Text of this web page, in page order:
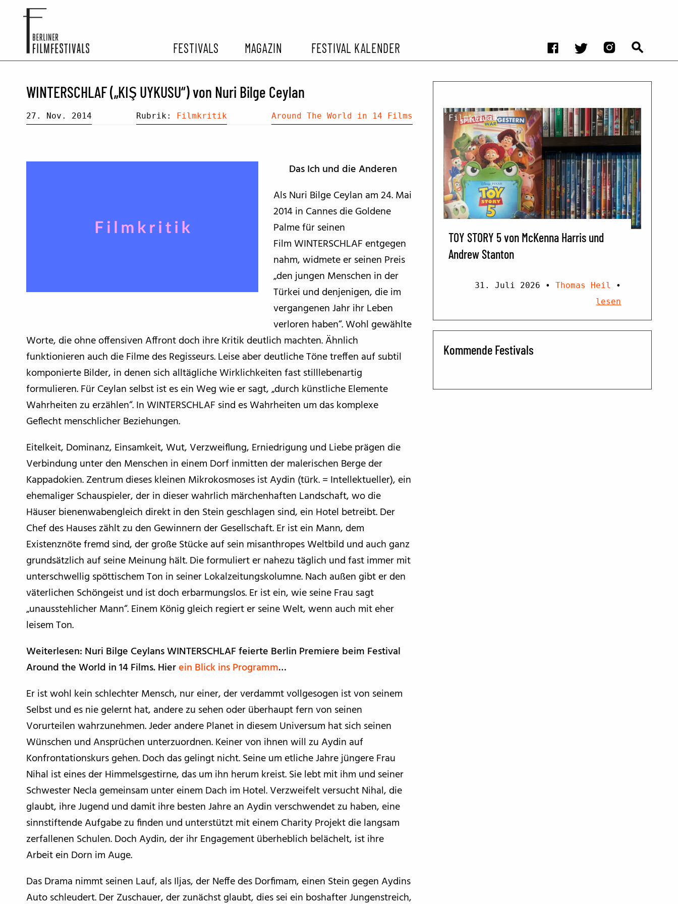
FESTIVALS
ARCHIV EHEMALIGER FILMFESTIVALS
MAGAZIN
FESTIVALBERICHTE
FILM- UND SERIEN-TIPPS
BFF ON THE ROAD
FESTIVAL KALENDER
WINTERSCHLAF („KIŞ UYKUSU“) von Nuri Bilge Ceylan
27. Nov. 2014 Rubrik: Filmkritik Around The World in 14 Films
Das Ich und die Anderen
Als Nuri Bilge Ceylan am 24. Mai
2014 in Cannes die Goldene
Palme für seinen
Film WINTERSCHLAF entgegen
nahm, widmete er seinen Preis
„den jungen Menschen in der
Türkei und denjenigen, die im
vergangenen Jahr ihr Leben
verloren haben“. Wohl gewählte
Worte, die ohne offensiven Affront doch ihre Kritik deutlich machten. Ähnlich
funktionieren auch die Filme des Regisseurs. Leise aber deutliche Töne treffen auf subtil
komponierte Bilder, in denen sich alltägliche Wirklichkeiten fast stilllebenartig
formulieren. Für Ceylan selbst ist es ein Weg wie er sagt, „durch künstliche Elemente
Wahrheiten zu erzählen“. In WINTERSCHLAF sind es Wahrheiten um das komplexe
Geflecht menschlicher Beziehungen.
Eitelkeit, Dominanz, Einsamkeit, Wut, Verzweiflung, Erniedrigung und Liebe prägen die
Verbindung unter den Menschen in einem Dorf inmitten der malerischen Berge der
Kappadokien. Zentrum dieses kleinen Mikrokosmoses ist Aydin (türk. = Intellektueller), ein
ehemaliger Schauspieler, der in dieser wahrlich märchenhaften Landschaft, wo die
Häuser bienenwabengleich direkt in den Stein geschlagen sind, ein Hotel betreibt. Der
Chef des Hauses zählt zu den Gewinnern der Gesellschaft. Er ist ein Mann, dem
Existenznöte fremd sind, der große Stücke auf sein misanthropes Weltbild und auch ganz
grundsätzlich auf seine Meinung hält. Die formuliert er nahezu täglich und fast immer mit
unterschwellig spöttischem Ton in seiner Lokalzeitungskolumne. Nach außen gibt er den
väterlichen Schöngeist und ist doch erbarmungslos. Er ist ein, wie seine Frau sagt
„unausstehlicher Mann“. Einem König gleich regiert er seine Welt, wenn auch mit eher
leisem Ton.
Weiterlesen: Nuri Bilge Ceylans WINTERSCHLAF feierte Berlin Premiere beim Festival
Around the World in 14 Films. Hierein Blick ins Programm…
Er ist wohl kein schlechter Mensch, nur einer, der verdammt vollgesogen ist von seinem
Selbst und es nie gelernt hat, andere zu sehen oder überhaupt fern von seinen
Vorurteilen wahrzunehmen. Jeder andere Planet in diesem Universum hat sich seinen
Wünschen und Ansprüchen unterzuordnen. Keiner von ihnen will zu Aydin auf
Konfrontationskurs gehen. Doch das gelingt nicht. Seine um etliche Jahre jüngere Frau
Nihal ist eines der Himmelsgestirne, das um ihn herum kreist. Sie lebt mit ihm und seiner
Schwester Necla gemeinsam unter einem Dach im Hotel. Verzweifelt versucht Nihal, die
glaubt, ihre Jugend und damit ihre besten Jahre an Aydin verschwendet zu haben, eine
sinnstiftende Aufgabe zu finden und unterstützt mit einem Charity Projekt die langsam
zerfallenen Schulen. Doch Aydin, der ihr Engagement überheblich belächelt, ist ihre
Arbeit ein Dorn im Auge.
Das Drama nimmt seinen Lauf, als Iljas, der Neffe des Dorfimam, einen Stein gegen Aydins
Auto schleudert. Der Zuschauer, der zunächst glaubt, dies sei ein boshafter Jungenstreich,
Filmkritik
TOY STORY 5 von McKenna Harris und
Andrew Stanton
31. Juli 2026 • Thomas Heil
•
lesen
Kommende Festivals